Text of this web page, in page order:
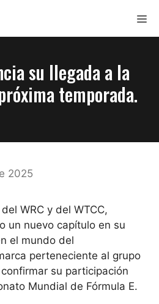
su llegada a la
temporada.
2025
WRC y del WTCC,
un nuevo capítulo en su
el mundo del
perteneciente al grupo
su participación
Mundial de Fórmula E.